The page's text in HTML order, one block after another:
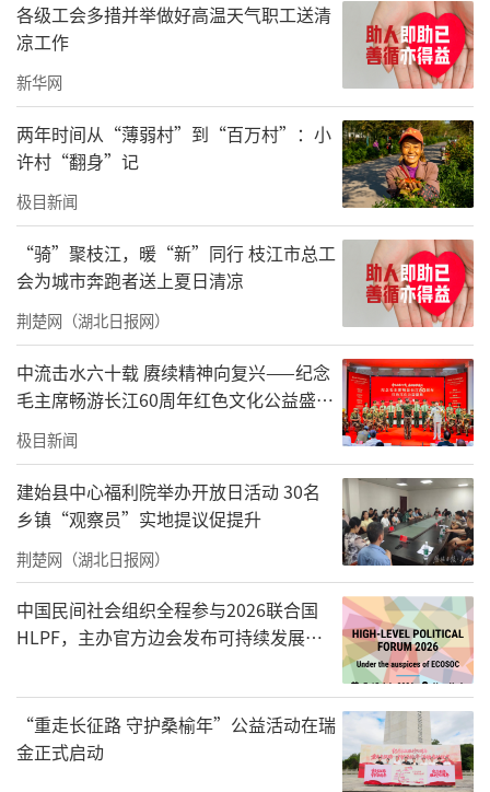
各级工会多措并举做好高温天气职工送清
凉工作
新华网
两年时间从“薄弱村”到“百万村”：小
许村“翻身”记
极目新闻
“骑”聚枝江，暖“新”同行 枝江市总工
会为城市奔跑者送上夏日清凉
荆楚网（湖北日报网）
中流击水六十载 赓续精神向复兴——纪念
毛主席畅游长江60周年红色文化公益盛典
在武汉举办
极目新闻
建始县中心福利院举办开放日活动 30名
乡镇“观察员”实地提议促提升
荆楚网（湖北日报网）
中国民间社会组织全程参与2026联合国
HLPF，主办官方边会发布可持续发展标
“重走长征路 守护桑榆年”公益活动在瑞
金正式启动